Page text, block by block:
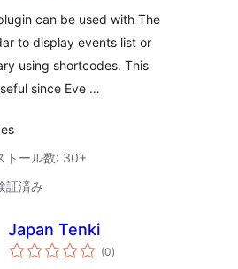
価
can be used with The
to display events list or
using shortcodes. This
since Eve …
トール数: 30+
証済み
Japan Tenki
(0個
の)